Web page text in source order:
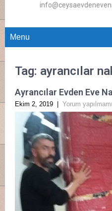
Menu
Tag: ayrancılar
Ayrancılar Evden Eve
Ekim 2, 2019 Yorum